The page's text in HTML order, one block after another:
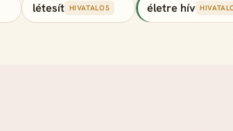
létesít HIVATALOS életre hív